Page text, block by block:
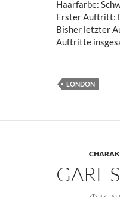
Haarfarbe:
Erster Auftritt:
Bisher letzter
Auftritte
LONDON
GARL